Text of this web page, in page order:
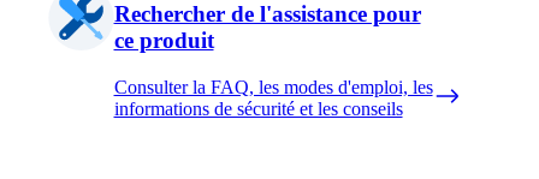
Rechercher de l'assistance pour
ce produit
Consulter la FAQ, les modes d'emploi, les
informations de sécurité et les conseils